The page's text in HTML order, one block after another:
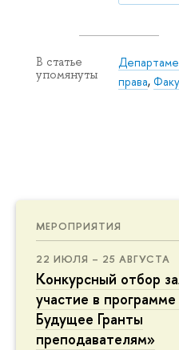
МЕРОПРИЯТИЯ
22 ИЮЛЯ – 25 АВГУСТА
Конкурсный отбор
участие в
Будущее Гранты
преподавателям»
В статье
упомянуты
права,